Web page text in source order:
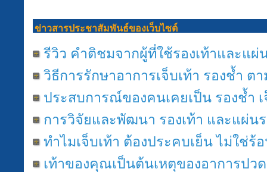
ข่าวสารประชาสัมพันธ์ของเว็บไซต์
รีวิว คำติชมจากผู้ที่ใช้รองเท้าและแผ่
วิธีการรักษาอาการเจ็บเท้า รองช้ำ ต
ประสบการณ์ของคนเคยเป็น รองช้ำ เ
การวิจัยและพัฒนา รองเท้า และแผ่น
ทำไมเจ็บเท้า ต้องประคบเย็น ไม่ใช่ร้
เท้าของคุณเป็นต้นเหตุของอาการปว